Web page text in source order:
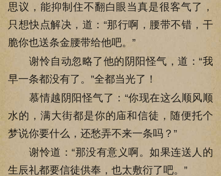
思议，能抑制住不翻白眼当真是很客气了，
只想快点解决，道：“那行啊，腰带不错，干
脆你也送条金腰带给他吧。”
谢怜自动忽略了他的阴阳怪气，道：“我
早一条都没有了。”全都当光了！
慕情越阴阳怪气了：“你现在这么顺风顺
水的，满大街都是你的庙和信徒，随便托个
梦说你要什么，还愁弄不来一条吗？”
谢怜道：“那没有意义啊。如果连送人的
生辰礼都要信徒供奉，也太敷衍了吧。”